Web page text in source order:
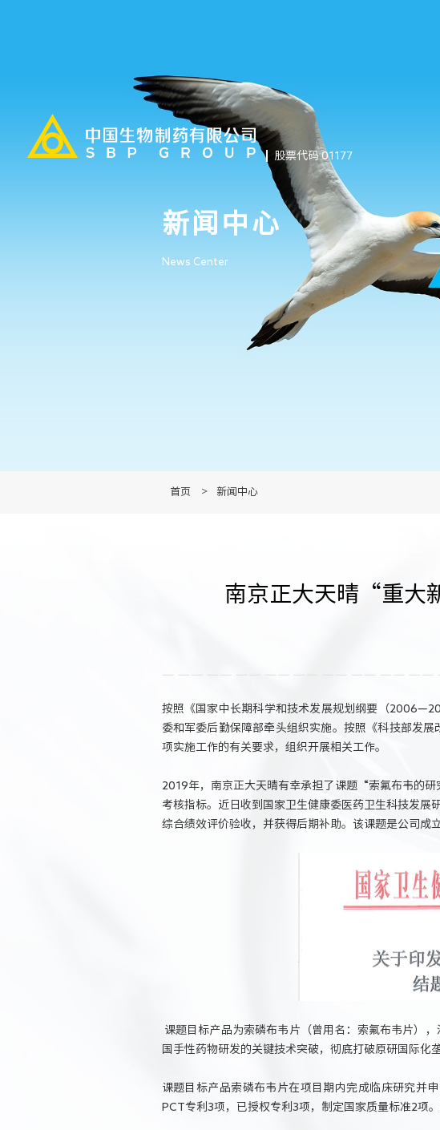
股票代码 01177
新闻中心
News Center
首页 > 新闻中心
南京正大天晴“重大
按照《国家中长期科学和技术发展规划纲要（
委和军委后勤保障部牵头组织实施。按照《科技部发
项实施工作的有关要求，组织开展相关工作。
2019年，南京正大天晴有幸承担了课题“索氟布韦的
考核指标。近日收到国家卫生健康委医药卫生科技发展
综合绩效评价验收，并获得后期补助。该课题是公司成
课题目标产品为索磷布韦片（曾用名：索氟布韦片）
国手性药物研发的关键技术突破，彻底打破原研国际化
课题目标产品索磷布韦片在项目期内完成临床研究并
PCT专利3项，已授权专利3项，制定国家质量标准2项